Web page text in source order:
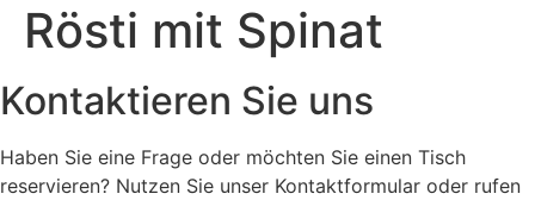
Rösti mit Spinat
Kontaktieren Sie uns
Haben Sie eine Frage oder möchten Sie einen Tisch
reservieren? Nutzen Sie unser Kontaktformular oder rufen